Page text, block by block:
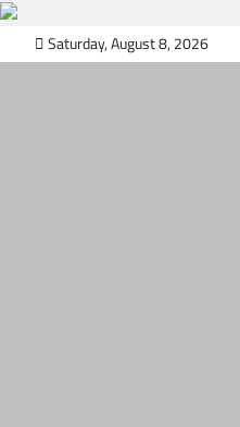
to
Saturday, August 8, 2026